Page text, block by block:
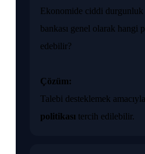
Ekonomide ciddi durgunluk
bankası genel olarak hangi
edebilir?
Çözüm:
Talebi desteklemek amacıyla
politikası tercih edilebilir.